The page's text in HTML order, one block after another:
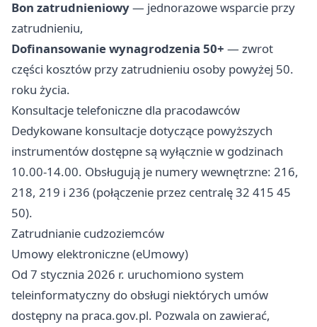
Bon zatrudnieniowy— jednorazowe wsparcie przy
zatrudnieniu,
Dofinansowanie wynagrodzenia 50+ — zwrot
części kosztów przy zatrudnieniu osoby powyżej 50.
roku życia.
Konsultacje telefoniczne dla pracodawców
Dedykowane konsultacje dotyczące powyższych
instrumentów dostępne są wyłącznie w godzinach
10.00-14.00. Obsługują je numery wewnętrzne: 216,
218, 219 i 236 (połączenie przez centralę 32 415 45
50).
Zatrudnianie cudzoziemców
Umowy elektroniczne (eUmowy)
Od 7 stycznia 2026 r. uruchomiono system
teleinformatyczny do obsługi niektórych umów
dostępny na praca.gov.pl. Pozwala on zawierać,